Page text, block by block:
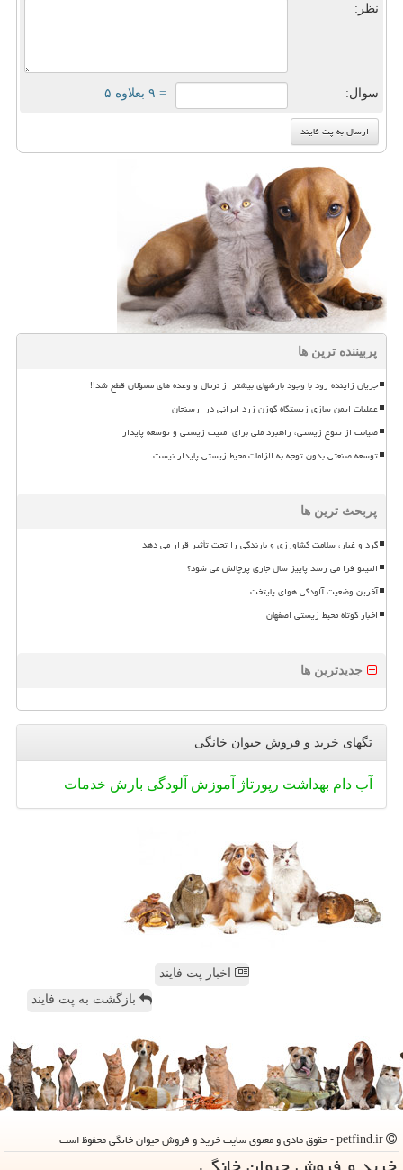
نظر:
سوال: = ۹ بعلاوه ۵
پربیننده ترین ها
جریان زاینده رود با وجود بارشهای بیشتر از نرمال و وعده های مسؤلان قطع شد!!
عملیات ایمن سازی زیستگاه گوزن زرد ایرانی در ارسنجان
صیانت از تنوع زیستی، راهبرد ملی برای امنیت زیستی و توسعه پایدار
توسعه صنعتی بدون توجه به الزامات محیط زیستی پایدار نیست
پربحث ترین ها
گرد و غبار، سلامت کشاورزی و بارندگی را تحت تأثیر قرار می دهد
النینو فرا می رسد پاییز سال جاری پرچالش می شود؟
آخرین وضعیت آلودگی هوای پایتخت
اخبار کوتاه محیط زیستی اصفهان
جدیدترین ها
تگهای خرید و فروش حیوان خانگی
آب دام بهداشت رپورتاژ آموزش آلودگی بارش خدمات
اخبار پت فایند
بازگشت به پت فایند